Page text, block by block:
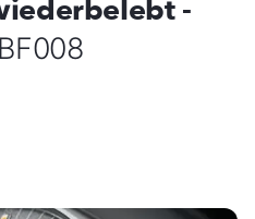
-